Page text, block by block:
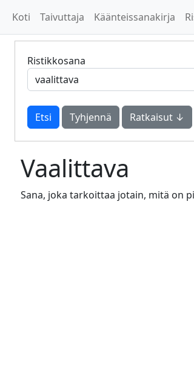
Koti Taivuttaja Käänteissanakirja
Ristikkosana
Tyhjennä Ratkaisut ↓
Vaalittava
Sana, joka tarkoittaa jotain, mitä on